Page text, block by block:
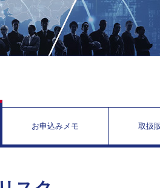
お申込みメモ 取扱